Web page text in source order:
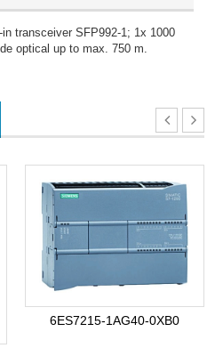
transceiver SFP992-1; 1x 1000
optical up to max. 750 m.
6ES7215-1AG40-0XB0